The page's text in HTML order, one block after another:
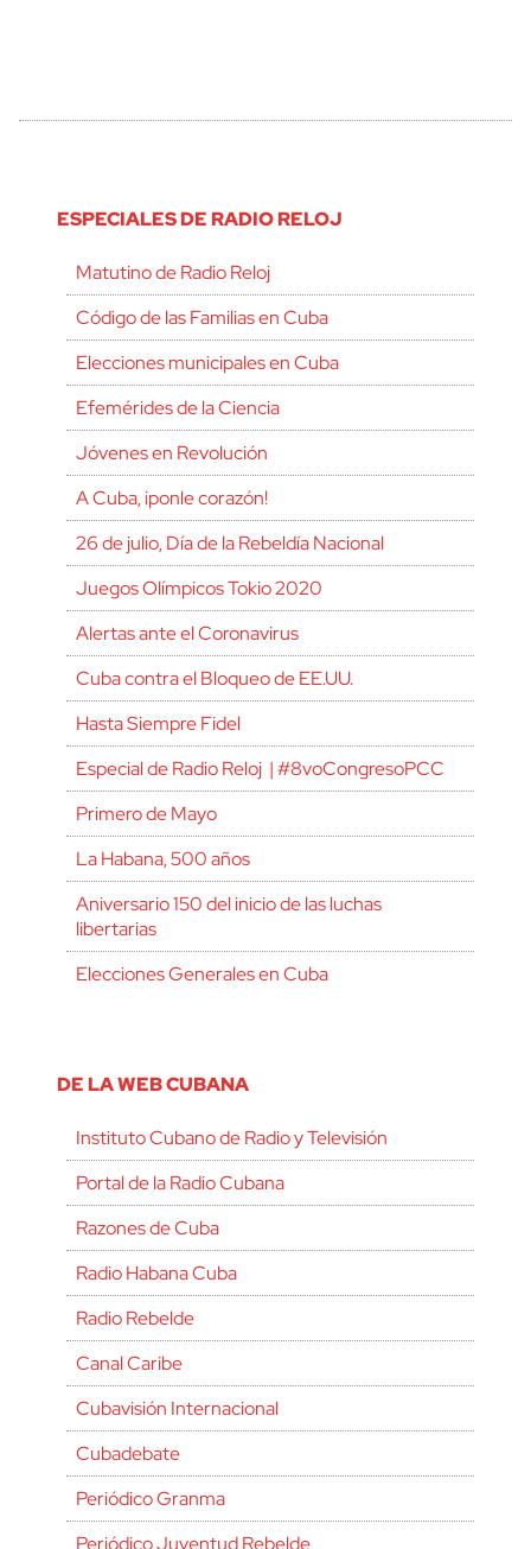
ESPECIALES DE RADIO RELOJ
Matutino de Radio Reloj
Código de las Familias en Cuba
Elecciones municipales en Cuba
Efemérides de la Ciencia
Jóvenes en Revolución
A Cuba, ¡ponle corazón!
26 de julio, Día de la Rebeldía Nacional
Juegos Olímpicos Tokio 2020
Alertas ante el Coronavirus
Cuba contra el Bloqueo de EE.UU.
Hasta Siempre Fidel
Especial de Radio Reloj | #8voCongresoPCC
Primero de Mayo
La Habana, 500 años
Aniversario 150 del inicio de las luchas
libertarias
Elecciones Generales en Cuba
DE LA WEB CUBANA
Instituto Cubano de Radio y Televisión
Portal de la Radio Cubana
Razones de Cuba
Radio Habana Cuba
Radio Rebelde
Canal Caribe
Cubavisión Internacional
Cubadebate
Periódico Granma
Periódico Juventud Rebelde